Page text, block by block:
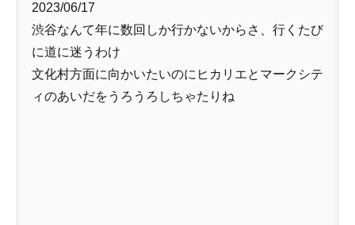
2023/06/17
渋谷なんて年に数回しか行かないからさ、行くたび
に道に迷うわけ
文化村方面に向かいたいのにヒカリエとマークシテ
ィのあいだをうろうろしちゃたりね